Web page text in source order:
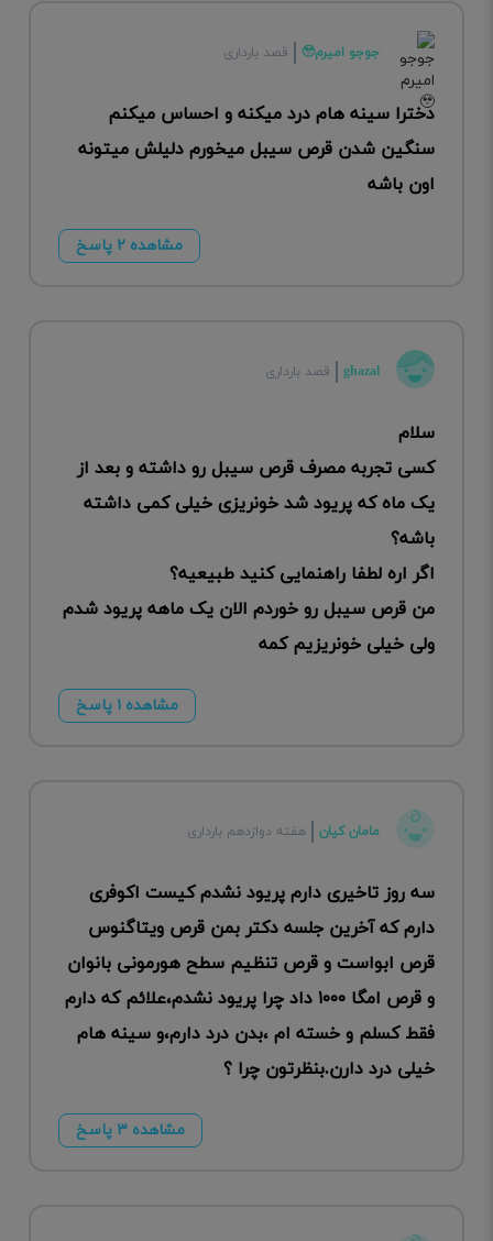
جوجو امیرم🥹 قصد بارداری
دخترا سینه هام درد میکنه و احساس میکنم
سنگین شدن قرص سیبل میخورم دلیلش میتونه
اون باشه
مشاهده ۲ پاسخ
ghazal قصد بارداری
سلام
کسی تجربه مصرف قرص سیبل رو داشته و بعد از
یک ماه که پریود شد خونریزی خیلی کمی داشته
باشه؟
اگر اره لطفا راهنمایی کنید طبیعیه؟
من قرص سیبل رو خوردم الان یک ماهه پریود شدم
ولی خیلی خونریزیم کمه
مشاهده ۱ پاسخ
مامان کیان هفته دوازدهم بارداری
سه روز تاخیری دارم پریود نشدم کیست اکوفری
دارم که آخرین جلسه دکتر بمن قرص ویتاگنوس
قرص ابواست و قرص تنظیم سطح هورمونی بانوان
و قرص امگا ۱۰۰۰ داد چرا پریود نشدم،علائم که دارم
فقط کسلم و خسته ام ،بدن درد دارم،و سینه هام
خیلی درد دارن.بنظرتون چرا ؟
مشاهده ۳ پاسخ